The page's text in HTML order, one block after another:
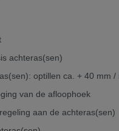
achteras(sen)
optillen ca. + 40 mm
van de afloophoek
aan de achteras(sen)